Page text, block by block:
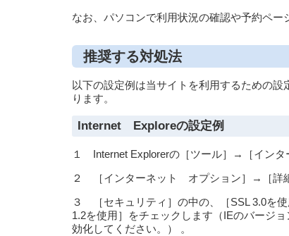
なお、パソコンで利用状況の確認や予約ペー
推奨する対処法
以下の設定例は当サイトを利用するための
ります。
Internet Exploreの設定例
１ Internet Explorerの［ツール］→［イン
２ ［インターネット オプション］→［詳細
３ ［セキュリティ］の中の、［SSL 3.0を
1.2を使用］をチェックします（IEのバージ
効化してください。） 。